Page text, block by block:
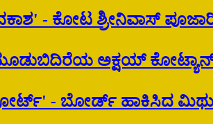
- ಕೋಟ ಶ್ರೀನಿವಾಸ್
ಅಕ್ಷಯ್
- ಬೋರ್ಡ್ ಹಾಕಿಸಿದ